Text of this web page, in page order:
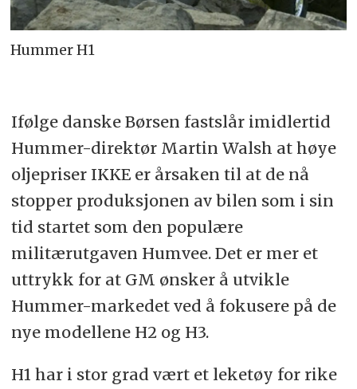
Hummer H1
Ifølge danske Børsen fastslår imidlertid
Hummer-direktør Martin Walsh at høye
oljepriser IKKE er årsaken til at de nå
stopper produksjonen av bilen som i sin
tid startet som den populære
militærutgaven Humvee. Det er mer et
uttrykk for at GM ønsker å utvikle
Hummer-markedet ved å fokusere på de
nye modellene H2 og H3.
H1 har i stor grad vært et leketøy for rike